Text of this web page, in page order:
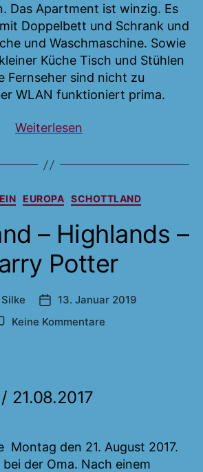
Das Apartment ist winzig. Es
Doppelbett und Schrank und
und Waschmaschine. Sowie
Küche Tisch und Stühlen
Fernseher sind nicht zu
WLAN funktioniert prima.
Weiterlesen
die
Guernsey“
Kategorien
EUROPA SCHOTTLAND
– Highlands –
Potter
Silke Veröffentlichungsdatum
13. Januar 2019
Keine Kommentare
21.08.2017
Montag den 21. August 2017.
der Oma. Nach einem